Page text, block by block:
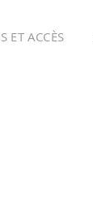
ET ACCÈS